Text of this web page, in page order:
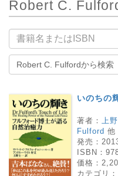
Robert C.
書籍名
Robert C. Fulfordから検索
いのちの
著者： 上
Fulford 他
発売：
ISBN：
価格：
カテゴリ：